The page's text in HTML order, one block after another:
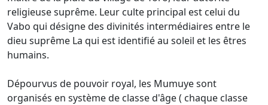
religieuse suprême. Leur culte principal est celui du
Vabo qui désigne des divinités intermédiaires entre le
dieu suprême La qui est identifié au soleil et les êtres
humains.
Dépourvus de pouvoir royal, les Mumuye sont
organisés en système de classe d'âge ( chaque classe